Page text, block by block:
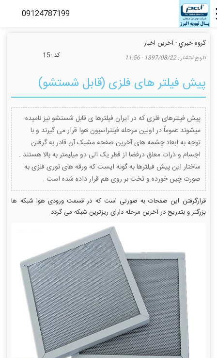
گروه خبري :آخرین اخبار
تاريخ انتشار :1397/08/22 - 11:56 كد :15
پیش فیلتر های فلزی (قابل شستشو)
پیش فیلترهای فلزی که در ایران فیلترها ی قابل شستشو نیز نامیده
میشوند عموماً در اولین مرحله فیلتراسیون هوا قرار می گیرند و با
توجه به ابعاد چشمه های آخرین صفحه مشبک آن قادر به گرفتن
اجسام و ذرات معلق درفضا از قطر یک الی دو میلیمتر به بالا هستند .
ساختار این پیش فیلترها به گونه ایست که ورقه های توری فلزی به
صورت چین خورده و تخت بر روی هم قرار داده شده است .
قرارگرفتن این صفحات به صورتی است که در قسمت ورودی هوا شبکه ها
بزرگتر و بتدریج در آخرین مرحله دارای ریزترین شبکه می گردد.